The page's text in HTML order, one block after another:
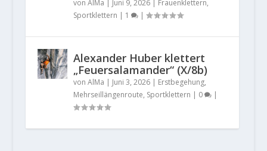
von AlMa | Juni 9, 2026| Frauenklettern,
Sportklettern | 1 |
Alexander Huber klettert
„Feuersalamander“ (X/8b)
von AlMa | Juni 3, 2026| Erstbegehung,
Mehrseillängenroute, Sportklettern | 0 |